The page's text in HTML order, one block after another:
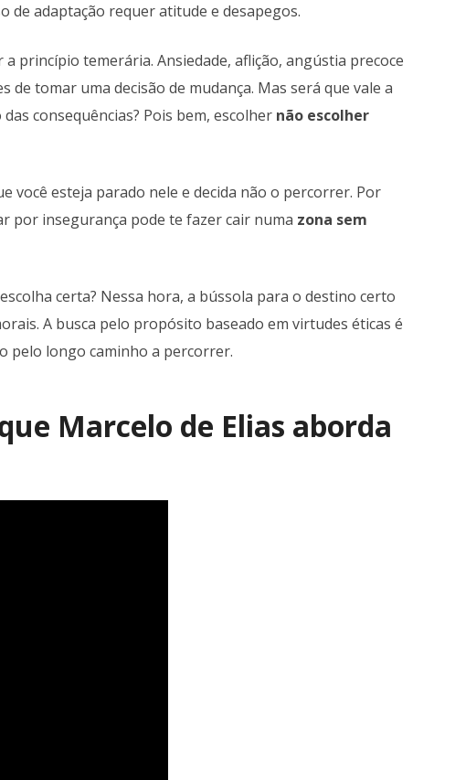
adaptação requer atitude e desapegos.
princípio temerária. Ansiedade, aflição, angústia precoce
tomar uma decisão de mudança. Mas será que vale a
consequências? Pois bem, escolher não escolher
você esteja parado nele e decida não o percorrer. Por
por insegurança pode te fazer cair numa zona sem
certa? Nessa hora, a bússola para o destino certo
A busca pelo propósito baseado em virtudes éticas é
pelo longo caminho a percorrer.
Marcelo de Elias aborda